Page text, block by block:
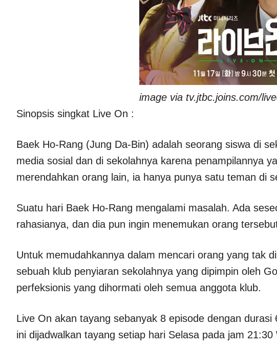
image via tv.jtbc.joins.com/
Sinopsis singkat Live On :
Baek Ho-Rang (Jung Da-Bin) adalah seorang siswa di
media sosial dan di sekolahnya karena penampilannya
merendahkan orang lain, ia hanya punya satu teman di
Suatu hari Baek Ho-Rang mengalami masalah. Ada
rahasianya, dan dia pun ingin menemukan orang
Untuk memudahkannya dalam mencari orang yang tak
sebuah klub penyiaran sekolahnya yang dipimpin oleh
perfeksionis yang dihormati oleh semua anggota klub.
Live On akan tayang sebanyak 8 episode dengan
ini dijadwalkan tayang setiap hari Selasa pada jam 21:30